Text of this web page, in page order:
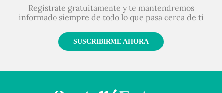
Regístrate gratuitamente y te mantendremos
informado siempre de todo lo que pasa cerca de ti
SUSCRIBIRME AHORA